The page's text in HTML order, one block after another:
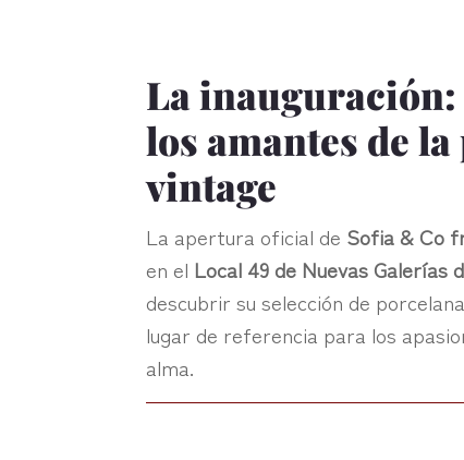
La
los amantes de
vintage
La apertura oficial de Sofia & Co
en el Local 49 de Nuevas Galerías
descubrir su selección de
lugar de referencia para los
alma.